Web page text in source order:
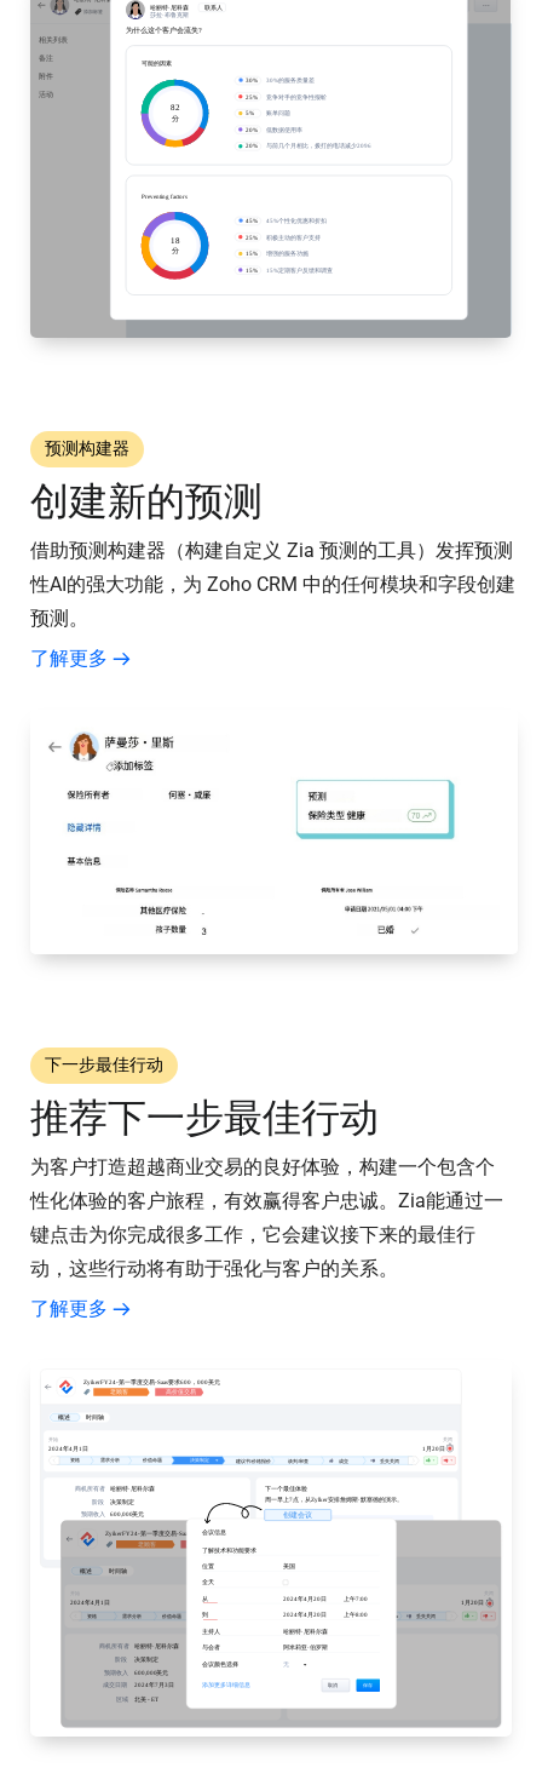
预测构建器
创建新的预测
借助预测构建器（构建自定义 Zia 预测的工具）发挥预测
性AI的强大功能，为 Zoho CRM 中的任何模块和字段创建
预测。
了解更多
下一步最佳行动
推荐下一步最佳行动
为客户打造超越商业交易的良好体验，构建一个包含个
性化体验的客户旅程，有效赢得客户忠诚。Zia能通过一
键点击为你完成很多工作，它会建议接下来的最佳行
动，这些行动将有助于强化与客户的关系。
了解更多